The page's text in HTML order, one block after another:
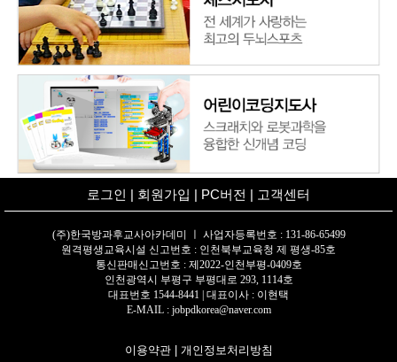
로그인 | 회원가입 | PC버전 | 고객센터
(주)한국방과후교사아카데미 ㅣ 사업자등록번호 : 131-86-65499
원격평생교육시설 신고번호 : 인천북부교육청 제 평생-85호
통신판매신고번호 : 제2022-인천부평-0409호
인천광역시 부평구 부평대로 293, 1114호
대표번호 1544-8441 | 대표이사 : 이현택
E-MAIL : jobpdkorea@naver.com
이용약관| 개인정보처리방침